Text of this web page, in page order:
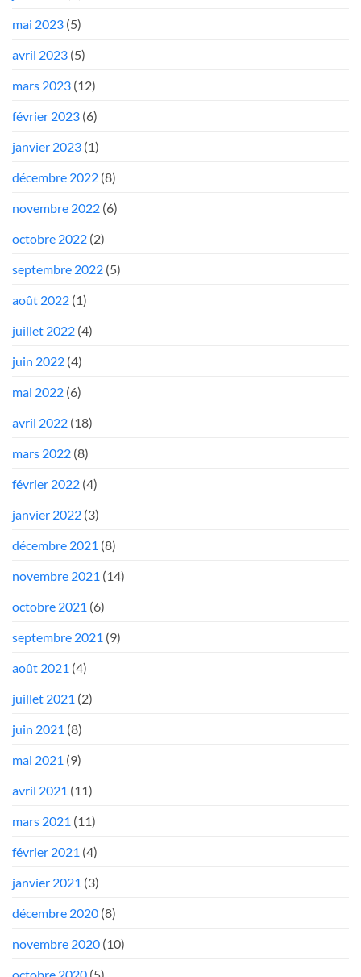
mai 2023 (5)
avril 2023 (5)
mars 2023 (12)
février 2023 (6)
janvier 2023 (1)
décembre 2022 (8)
novembre 2022 (6)
octobre 2022 (2)
septembre 2022 (5)
août 2022 (1)
juillet 2022 (4)
juin 2022 (4)
mai 2022 (6)
avril 2022 (18)
mars 2022 (8)
février 2022 (4)
janvier 2022 (3)
décembre 2021 (8)
novembre 2021 (14)
octobre 2021 (6)
septembre 2021 (9)
août 2021 (4)
juillet 2021 (2)
juin 2021 (8)
mai 2021 (9)
avril 2021 (11)
mars 2021 (11)
février 2021 (4)
janvier 2021 (3)
décembre 2020 (8)
novembre 2020 (10)